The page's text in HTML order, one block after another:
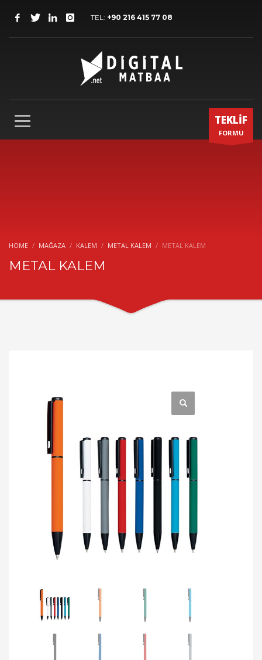
TEL: +90 216 415 77 08
TEKLİF
FORMU
HOME MAĞAZA KALEM METAL KALEM METAL KALEM
METAL KALEM